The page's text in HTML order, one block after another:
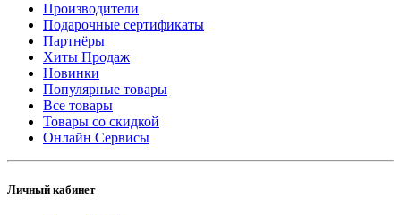
Производители
Подарочные сертификаты
Партнёры
Хиты Продаж
Новинки
Популярные товары
Все товары
Товары со скидкой
Онлайн Сервисы
Личный кабинет